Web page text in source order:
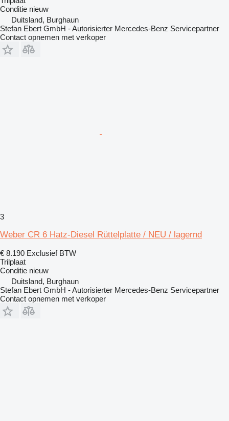
Conditie nieuw
Duitsland, Burghaun
Stefan Ebert GmbH - Autorisierter Mercedes-Benz Servicepartner
Contact opnemen met verkoper
3
Weber CR 6 Hatz-Diesel Rüttelplatte / NEU / lagernd
€ 8.190 Exclusief BTW
Trilplaat
Conditie nieuw
Duitsland, Burghaun
Stefan Ebert GmbH - Autorisierter Mercedes-Benz Servicepartner
Contact opnemen met verkoper